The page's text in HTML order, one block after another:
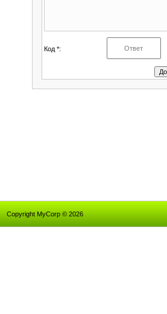
Код *:
Copyright MyCorp © 2026